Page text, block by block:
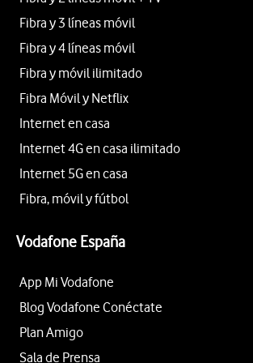
Fibra y 3 líneas móvil
Fibra y 4 líneas móvil
Fibra y móvil ilimitado
Fibra Móvil y Netflix
Internet en casa
Internet 4G en casa ilimitado
Internet 5G en casa
Fibra, móvil y fútbol
Vodafone España
App Mi Vodafone
Blog Vodafone Conéctate
Plan Amigo
Sala de Prensa